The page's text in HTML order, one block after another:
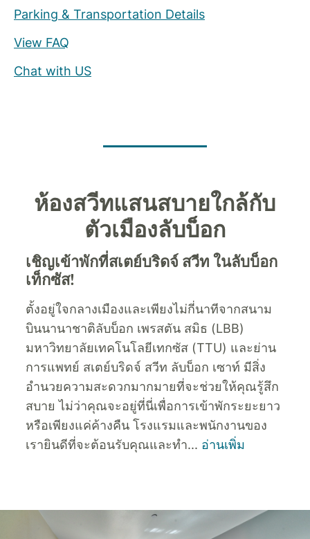
Parking & Transportation Details
View FAQ
Chat with US
ห้องสวีทแสนสบายใกล้กับ
ตัวเมืองลับบ็อก
เชิญเข้าพักที่สเตย์บริดจ์ สวีท ในลับบ็อก
เท็กซัส!
ตั้งอยู่ใจกลางเมืองและเพียงไม่กี่นาทีจากสนาม
บินนานาชาติลับบ็อก เพรสตัน สมิธ (LBB)
มหาวิทยาลัยเทคโนโลยีเทกซัส (TTU) และย่าน
การแพทย์ สเตย์บริดจ์ สวีท ลับบ็อก เซาท์ มีสิ่ง
อำนวยความสะดวกมากมายที่จะช่วยให้คุณรู้สึก
สบาย ไม่ว่าคุณจะอยู่ที่นี่เพื่อการเข้าพักระยะยาว
หรือเพียงแค่ค้างคืน โรงแรมและพนักงานของ
เรายินดีที่จะต้อนรับคุณและทำ... อ่านเพิ่ม